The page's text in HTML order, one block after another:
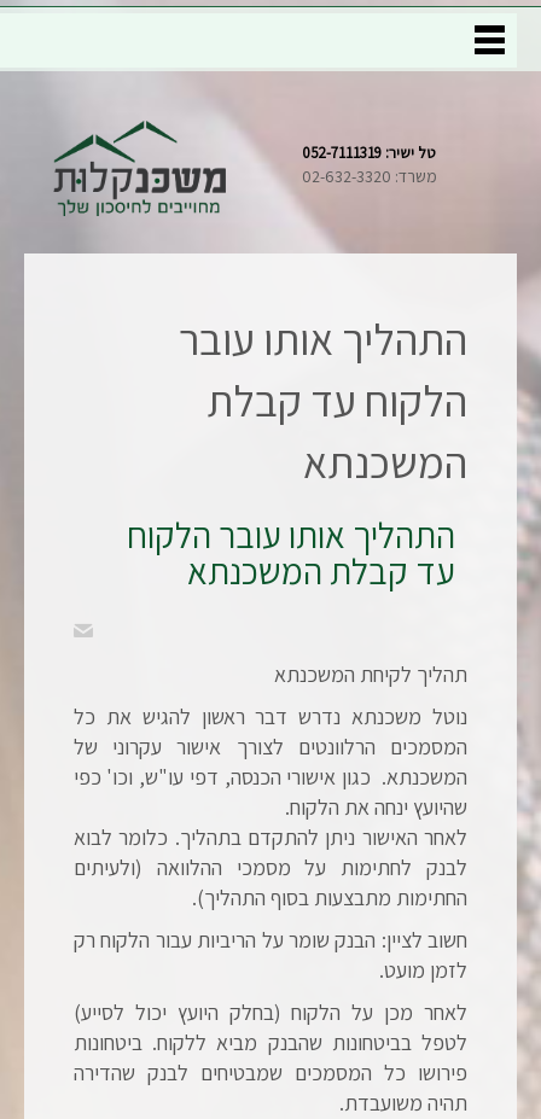
טל ישיר: 052-7111319
משרד: 02-632-3320
התהליך אותו עובר
הלקוח עד קבלת
המשכנתא
התהליך אותו עובר הלקוח
עד קבלת המשכנתא
תהליך לקיחת המשכנתא
נוטל משכנתא נדרש דבר ראשון להגיש את כל
המסמכים הרלוונטים לצורך אישור עקרוני של
המשכנתא. כגון אישורי הכנסה, דפי עו"ש, וכו' כפי
שהיועץ ינחה את הלקוח.
לאחר האישור ניתן להתקדם בתהליך. כלומר לבוא
לבנק לחתימות על מסמכי ההלוואה (ולעיתים
החתימות מתבצעות בסוף התהליך).
חשוב לציין: הבנק שומר על הריביות עבור הלקוח רק
לזמן מועט.
לאחר מכן על הלקוח (בחלק היועץ יכול לסייע)
לטפל בביטחונות שהבנק מביא ללקוח. ביטחונות
פירושו כל המסמכים שמבטיחים לבנק שהדירה
תהיה משועבדת.